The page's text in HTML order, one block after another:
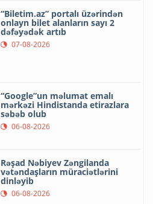
“Biletim.az” portalı üzərindən
onlayn bilet alanların sayı 2
dəfəyədək artıb
07-08-2026
“Google”un məlumat emalı
mərkəzi Hindistanda etirazlara
səbəb olub
06-08-2026
Rəşad Nəbiyev Zəngilanda
vətəndaşların müraciətlərini
dinləyib
06-08-2026